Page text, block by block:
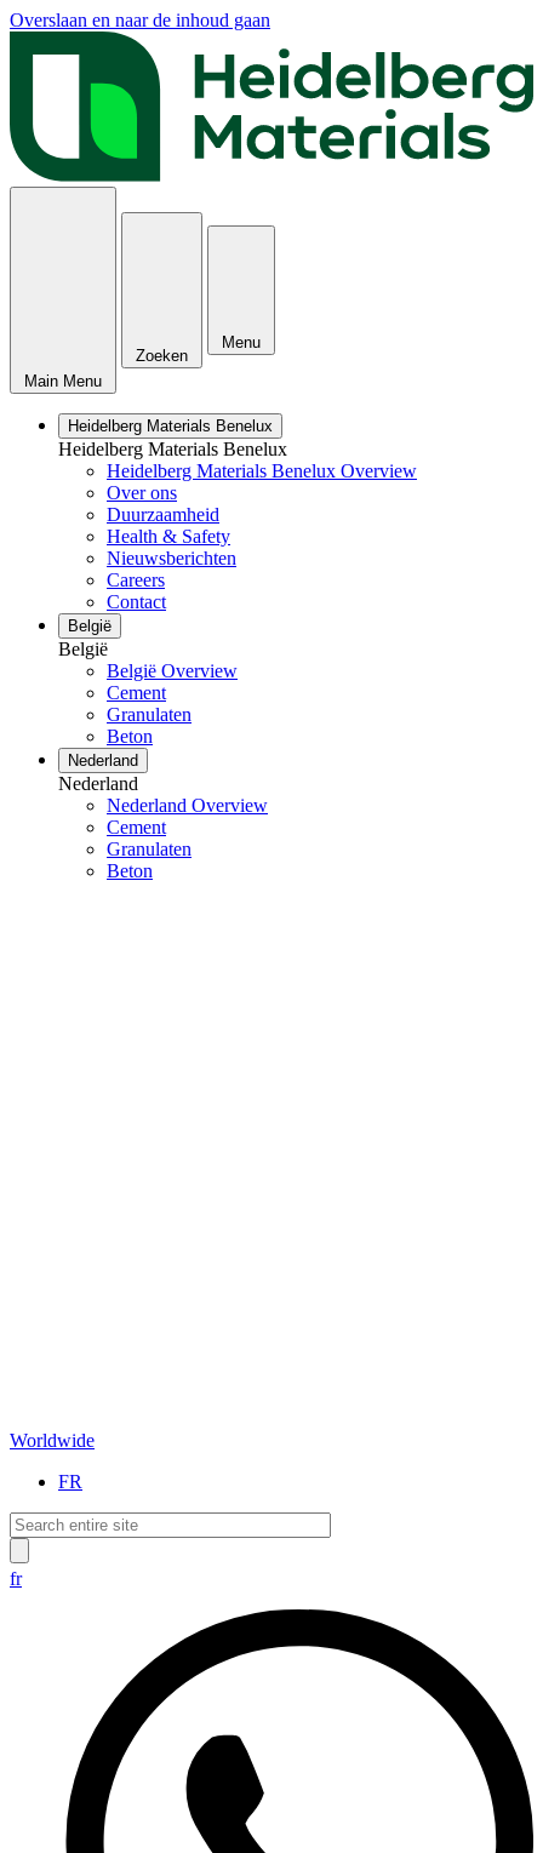
Overslaan en naar de inhoud gaan
Main Menu
Zoeken
Menu
Heidelberg Materials Benelux
Heidelberg Materials Benelux
Heidelberg Materials Benelux Overview
Over ons
Duurzaamheid
Health & Safety
Nieuwsberichten
Careers
Contact
België
België
België Overview
Cement
Granulaten
Beton
Nederland
Nederland
Nederland Overview
Cement
Granulaten
Beton
Worldwide
FR
fr